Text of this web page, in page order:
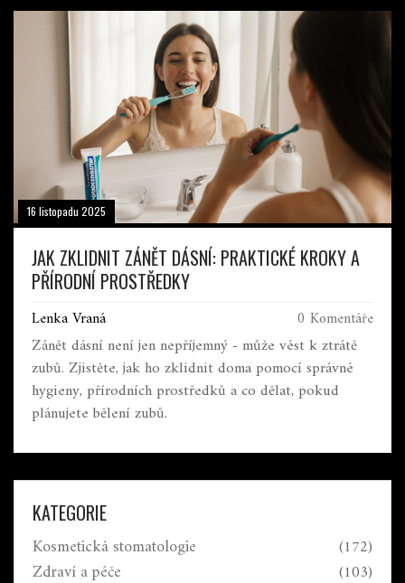
16 listopadu 2025
JAK ZKLIDNIT ZÁNĚT DÁSNÍ: PRAKTICKÉ KROKY A
PŘÍRODNÍ PROSTŘEDKY
Lenka Vraná 0 Komentáře
Zánět dásní není jen nepříjemný - může vést k ztrátě
zubů. Zjistěte, jak ho zklidnit doma pomocí správné
hygieny, přírodních prostředků a co dělat, pokud
plánujete bělení zubů.
KATEGORIE
Kosmetická stomatologie (172)
Zdraví a péče (103)